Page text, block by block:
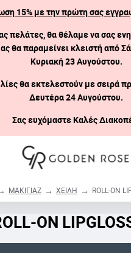
15% με την πρώτη σας
πελάτες, θα θέλαμε να σας
θα παραμείνει κλειστήαπό
Κυριακή 23 Αυγούστου.
θα εκτελεστούν με σειρά
Δευτέρα 24 Αυγούστου.
Σας ευχόμαστε Καλές
ΟΝ
ΜΑΚΙΓΙΑΖ ΧΕΙΛΗ ROLL-ΟΝ